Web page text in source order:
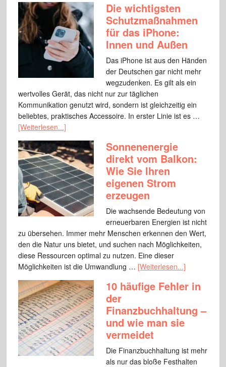
Die wichtigsten
Schutzmaßnahmen
für das iPhone:
Innen und Außen
Das iPhone ist aus den Händen
der Deutschen gar nicht mehr
wegzudenken. Es gilt als ein
wertvolles Gerät, das nicht nur zur täglichen
Kommunikation genutzt wird, sondern ist gleichzeitig ein
beliebtes, praktisches Accessoire. In erster Linie ist es …
[Weiterlesen...]
Sonnenenergie
direkt vom Balkon:
Wie Sie Ihren
eigenen Strom
erzeugen
Die wachsende Bedeutung von
erneuerbaren Energien ist nicht
zu übersehen. Immer mehr Menschen erkennen den Wert,
den die Natur uns bietet, und suchen nach Möglichkeiten,
diese Ressourcen optimal zu nutzen. Eine dieser
Möglichkeiten ist die Umwandlung … [Weiterlesen...]
10 häufige Fehler in
der
Finanzbuchhaltung –
und wie man sie
vermeidet
Die Finanzbuchhaltung ist mehr
als nur das bloße Festhalten